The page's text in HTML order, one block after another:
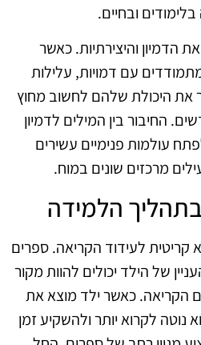
ובחיים.
הדמיון והיצירתיות. כאשר
עם דמויות, עלילות
את היכולת שלהם לחשוב מחוץ
החיבור בין המילים לדמיון
עולמות פנימיים עשירים
מרכזים שונים במוח.
הלמידה
קריטית לעידוד הקריאה. ספרים
של הילד יכולים להוות מקור
הקריאה. כאשר ילד מוצא את
נוטה לקרוא יותר ולהשקיע זמן